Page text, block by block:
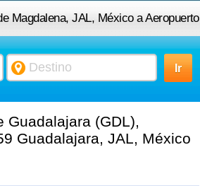
Magdalena, JAL, México a Aeropuerto
(GDL), Carretera Guadalajara -
JAL, México
Guadalajara (GDL),
Guadalajara, JAL, México